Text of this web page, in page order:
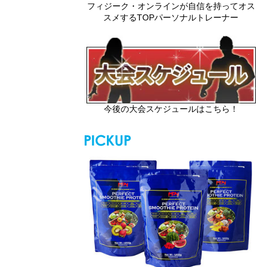
フィジーク・オンラインが自信を持ってオス
スメするTOPパーソナルトレーナー
今後の大会スケジュールはこちら！